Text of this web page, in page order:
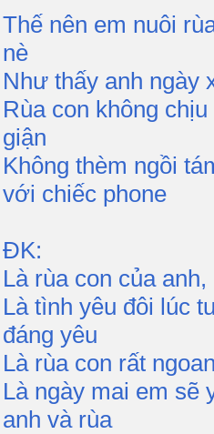
Thế nên em nuôi
nè
Như thấy anh ngày
Rùa con không
giận
Không thèm ngồi
với chiếc phone
ĐK:
Là rùa con của
Là tình yêu đôi lúc
đáng yêu
Là rùa con rất
Là ngày mai em sẽ
anh và rùa